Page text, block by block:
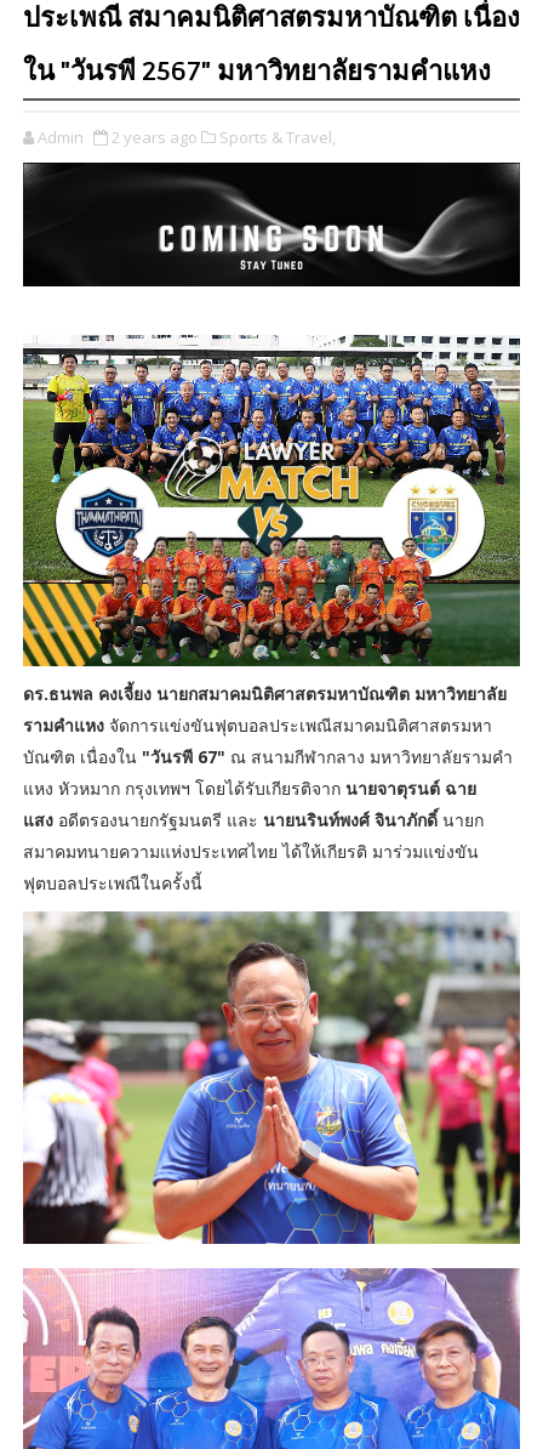
ประเพณี สมาคมนิติศาสตรมหาบัณฑิต เนื่อง
ใน "วันรพี 2567" มหาวิทยาลัยรามคำแหง
Admin 2 years ago Sports & Travel,
ดร.ธนพล คงเจี้ยง นายกสมาคมนิติศาสตรมหาบัณฑิต มหาวิทยาลัย
รามคำแหงจัดการแข่งขันฟุตบอลประเพณีสมาคมนิติศาสตรมหา
บัณฑิต เนื่องใน "วันรพี 67" ณ สนามกีฬากลาง มหาวิทยาลัยรามคํา
แหง หัวหมาก กรุงเทพฯ โดยได้รับเกียรติจาก นายจาตุรนต์ ฉาย
แสง อดีตรองนายกรัฐมนตรี และ นายนรินท์พงศ์ จินาภักดิ์นายก
สมาคมทนายความแห่งประเทศไทย ได้ให้เกียรติ มาร่วมแข่งขัน
ฟุตบอลประเพณีในครั้งนี้